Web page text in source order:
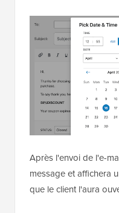
Après l'envoi de l'e-
message et affichera
que le client l'aura